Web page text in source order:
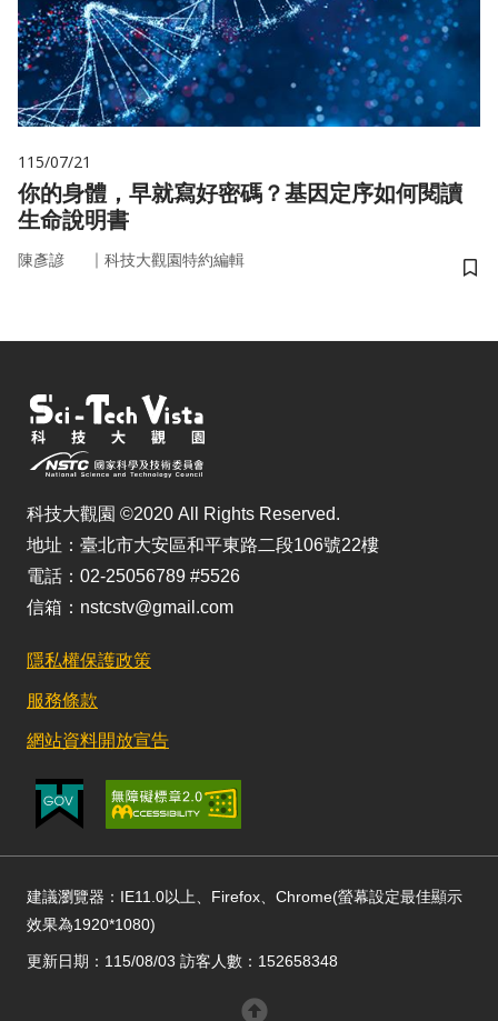
115/07/21
你的身體，早就寫好密碼？基因定序如何閱讀
生命說明書
陳彥諺 ｜ 科技大觀園特約編輯
儲
科技大觀園 ©2020 All Rights Reserved.
地址：臺北市大安區和平東路二段106號22樓
電話：02-25056789 #5526
信箱：nstcstv@gmail.com
隱私權保護政策
服務條款
網站資料開放宣告
建議瀏覽器：IE11.0以上、Firefox、Chrome(螢幕設定最佳顯示
效果為1920*1080)
更新日期：115/08/03 訪客人數：152658348
回頂部